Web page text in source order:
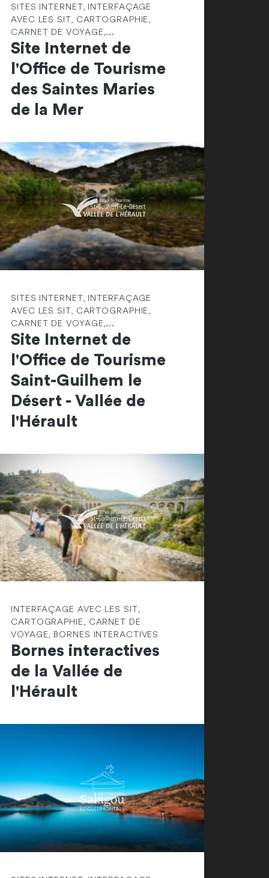
SITES INTERNET, INTERFAÇAGE
AVEC LES SIT, CARTOGRAPHIE,
CARNET DE VOYAGE,...
Site Internet de
l'Office de Tourisme
des Saintes Maries
de la Mer
SITES INTERNET, INTERFAÇAGE
AVEC LES SIT, CARTOGRAPHIE,
CARNET DE VOYAGE,...
Site Internet de
l'Office de Tourisme
Saint-Guilhem le
Désert - Vallée de
l'Hérault
INTERFAÇAGE AVEC LES SIT,
CARTOGRAPHIE, CARNET DE
VOYAGE, BORNES INTERACTIVES
Bornes interactives
de la Vallée de
l'Hérault